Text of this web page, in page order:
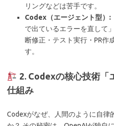
リングなどは苦手です。
Codex（エージェント型）:
で出ているエラーを直して
断修正・テスト実行・PR作
す。
2. Codexの核心技術「
仕組み
Codexがなぜ、人間のように自律